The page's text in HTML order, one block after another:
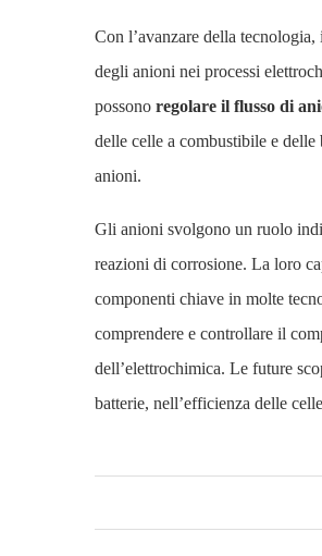
Con l’avanzare della
degli anioni nei processi
possono regolare il flusso di
delle celle a combustibile e
anioni.
Gli anioni svolgono un ruolo
reazioni di corrosione. La loro
componenti chiave in molte
comprendere e controllare il
dell’elettrochimica. Le future
batterie, nell’efficienza delle